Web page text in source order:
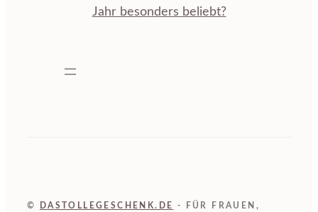
Jahr besonders beliebt?
© DASTOLLEGESCHENK.DE
- FÜR FRAUEN,